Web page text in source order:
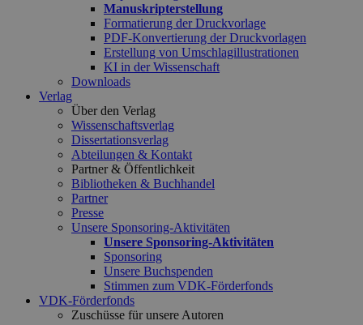
Manuskripterstellung
Formatierung der Druckvorlage
PDF-Konvertierung der Druckvorlagen
Erstellung von Umschlagillustrationen
KI in der Wissenschaft
Downloads
Verlag
Über den Verlag
Wissenschaftsverlag
Dissertationsverlag
Abteilungen & Kontakt
Partner & Öffentlichkeit
Bibliotheken & Buchhandel
Partner
Presse
Unsere Sponsoring-Aktivitäten
Unsere Sponsoring-Aktivitäten
Sponsoring
Unsere Buchspenden
Stimmen zum VDK-Förderfonds
VDK-Förderfonds
Zuschüsse für unsere Autoren